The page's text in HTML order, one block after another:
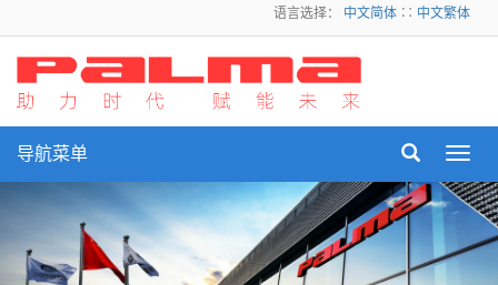
语言选择： 中文简体 ∷ 中文繁体
导航菜单